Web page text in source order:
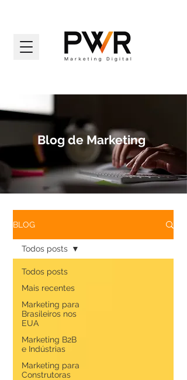
Blog de Marketing
BLOG
Todos posts
Mais recentes
Marketing para
Brasileiros nos
EUA
Marketing B2B
e Indústrias
Marketing para
Construtoras
Todos posts